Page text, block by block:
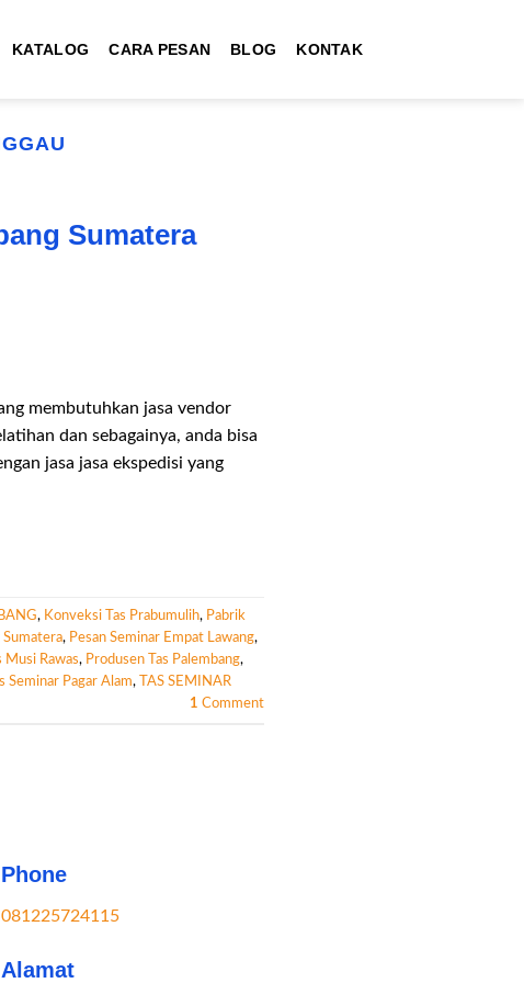
KATALOG CARA PESAN BLOG KONTAK
Sumatera
membutuhkan jasa vendor
dan sebagainya, anda bisa
jasa jasa ekspedisi yang
, Konveksi Tas Prabumulih, Pabrik
Sumatera, Pesan Seminar Empat Lawang,
Musi Rawas, Produsen Tas Palembang,
Seminar Pagar Alam,
TAS SEMINAR
1 Comment
Phone
081225724115
Alamat